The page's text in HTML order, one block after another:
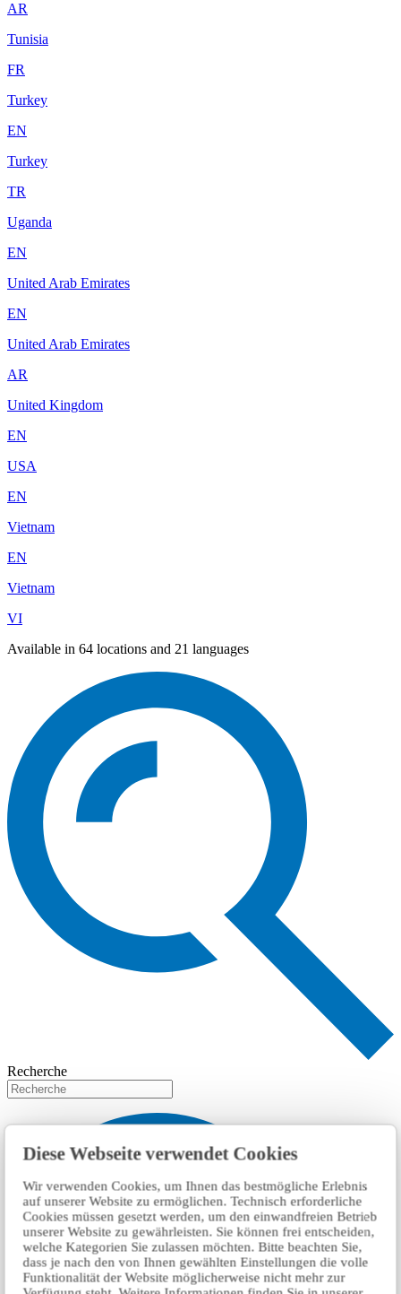
Diese Webseite verwendet Cookies
Wir verwenden Cookies, um Ihnen das bestmögliche Erlebnis
auf unserer Website zu ermöglichen. Technisch erforderliche
Cookies müssen gesetzt werden, um den einwandfreien Betrieb
unserer Website zu gewährleisten. Sie können frei entscheiden,
welche Kategorien Sie zulassen möchten. Bitte beachten Sie,
dass je nach den von Ihnen gewählten Einstellungen die volle
Funktionalität der Website möglicherweise nicht mehr zur
AR
Tunisia
FR
Turkey
EN
Turkey
TR
Uganda
EN
United Arab Emirates
EN
United Arab Emirates
AR
United Kingdom
EN
USA
EN
Vietnam
EN
Vietnam
VI
Available in 64 locations and 21 languages
Recherche